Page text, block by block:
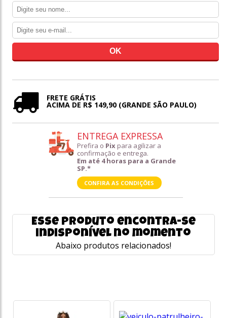
FRETE GRÁTIS
ACIMA DE R$ 149,90 (GRANDE SÃO PAULO)
ENTREGA EXPRESSA
Prefira o Pix para agilizar a
confirmação e entrega.
Em até 4 horas para a Grande
SP.*
CONFIRA AS CONDIÇÕES
Esse produto encontra-se
indisponível no momento
Abaixo produtos relacionados!